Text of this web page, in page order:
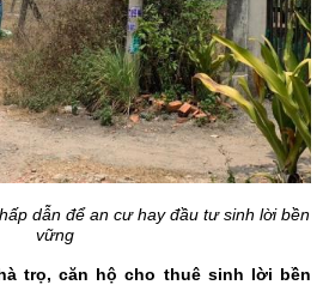
dẫn để an cư hay đầu tư sinh lời bền
vững
trọ, căn hộ cho thuê sinh lời bền